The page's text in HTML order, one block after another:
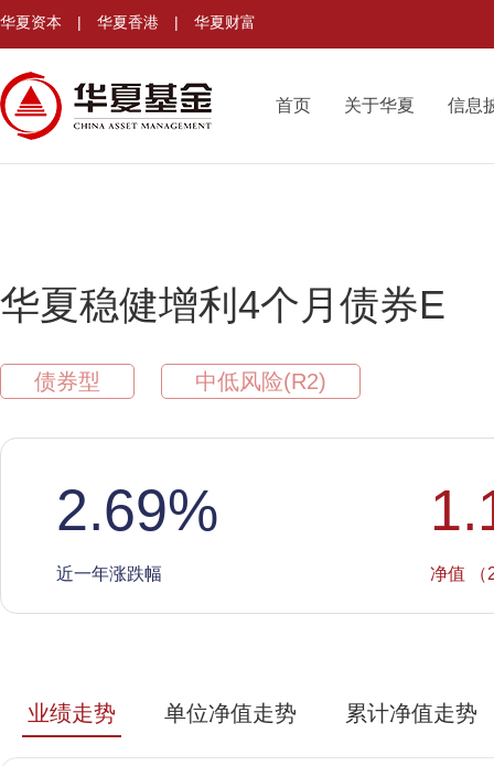
华夏资本 | 华夏香港 | 华夏财富
首页 关于华夏 信息
华夏稳健增利4个月债券E
债券型 中低风险(R2)
2.69%
近一年涨跌幅 净值 （
业绩走势 单位净值走势 累计净值走势